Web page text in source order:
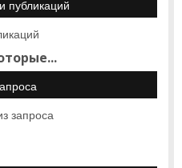
публикаций
запроса